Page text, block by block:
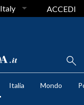
Italy ACCEDI
Italia Mondo